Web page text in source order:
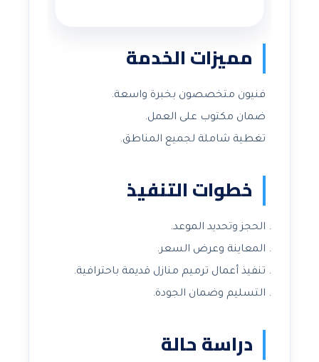
مميزات الخدمة
فنيون متخصصون بخبرة واسعة.
ضمان مكتوب على العمل.
تغطية شاملة لجميع المناطق.
خطوات التنفيذ
الحجز وتحديد الموعد.
المعاينة وعرض السعر.
تنفيذ أعمال ترميم منازل قديمة باحترافية.
التسليم وضمان الجودة.
دراسة حالة